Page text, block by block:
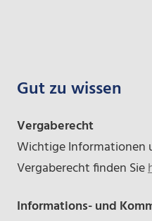
Gut zu wissen
Vergaberecht
Wichtige Informationen
Vergaberecht finden Sie
Informations- und